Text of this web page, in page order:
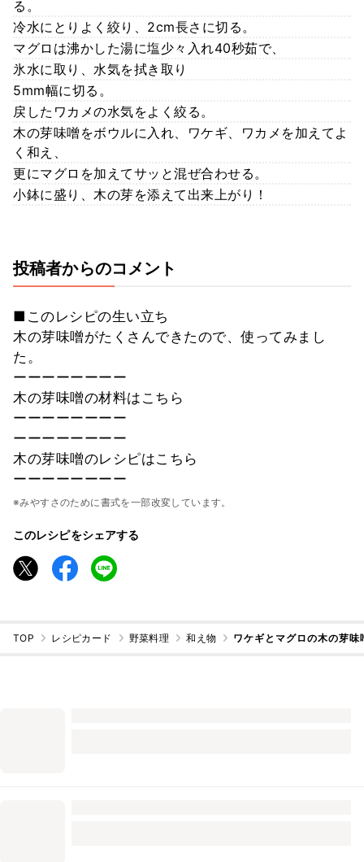
る。
冷水にとりよく絞り、2cm長さに切る。
マグロは沸かした湯に塩少々入れ40秒茹で、
氷水に取り、水気を拭き取り
5mm幅に切る。
戻したワカメの水気をよく絞る。
木の芽味噌をボウルに入れ、ワケギ、ワカメを加えてよ
く和え、
更にマグロを加えてサッと混ぜ合わせる。
小鉢に盛り、木の芽を添えて出来上がり！
投稿者からのコメント
■このレシピの生い立ち
木の芽味噌がたくさんできたので、使ってみまし
た。
ーーーーーーーー
木の芽味噌の材料はこちら
ーーーーーーーー
ーーーーーーーー
木の芽味噌のレシピはこちら
ーーーーーーーー
※みやすさのために書式を一部改変しています。
このレシピをシェアする
TOP レシピカード 野菜料理 和え物 ワケギとマグロの木の芽味